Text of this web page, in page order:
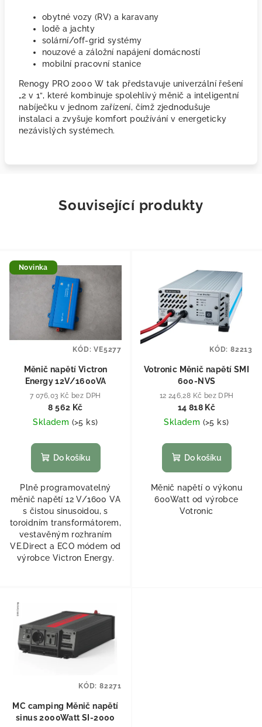
obytné vozy (RV) a karavany
lodě a jachty
solární/off-grid systémy
nouzové a záložní napájení domácností
mobilní pracovní stanice
Renogy PRO 2000 W tak představuje univerzální řešení
„2 v 1“, které kombinuje spolehlivý měnič a inteligentní
nabíječku v jednom zařízení, čímž zjednodušuje
instalaci a zvyšuje komfort používání v energeticky
nezávislých systémech.
Související produkty
Novinka
Měnič napětí Victron
Energy 12V/1600VA
7 076,03 Kč bez DPH
8 562 Kč
Skladem (>5 ks)
Do košíku
Plně programovatelný
měnič napětí 12 V/1600 VA
s čistou sinusoidou, s
toroidním transformátorem,
vestavěným rozhraním
VE.Direct a ECO módem od
výrobce Victron Energy.
KÓD:VE5277
Votronic Měnič napětí SMI
600-NVS
12 246,28 Kč bez DPH
14 818 Kč
Skladem (>5 ks)
Do košíku
Měnič napětí o výkonu
600Watt od výrobce
Votronic
KÓD: 82213
MC camping Měnič napětí
sinus 2000Watt SI-2000
KÓD: 82271